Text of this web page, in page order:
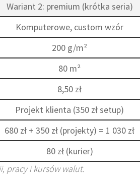
Wariant 2: premium (krótka seria)
Komputerowe, custom wzór
200 g/m²
80 m²
8,50 zł
Projekt klienta (350 zł setup)
680 zł + 350 zł (projekty) = 1 030 zł
80 zł (kurier)
pracy i kursów walut.